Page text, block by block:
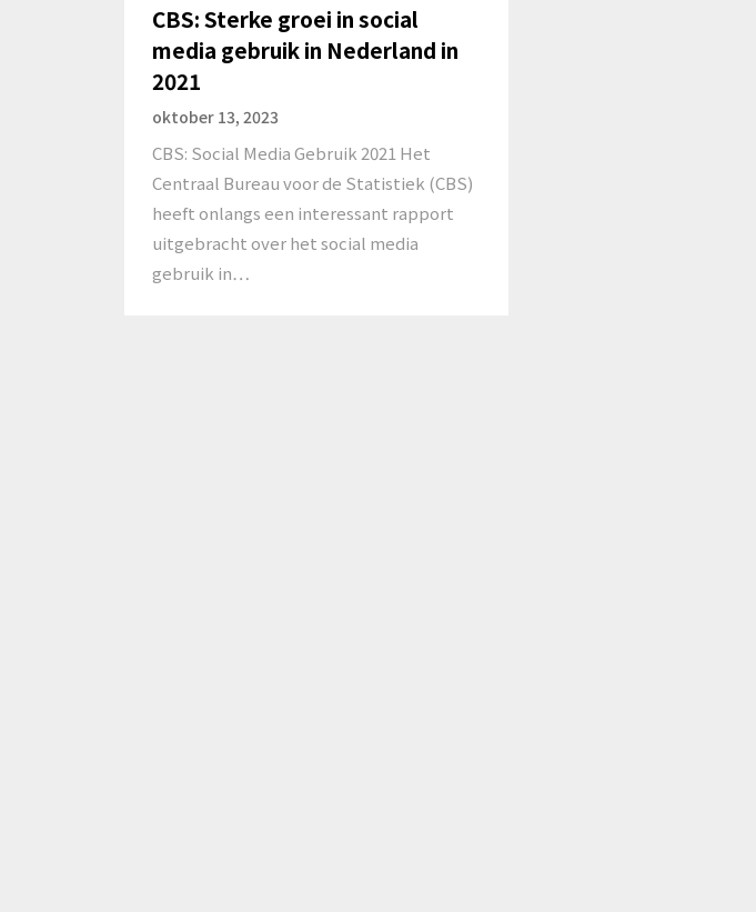
CBS: Sterke groei in social
media gebruik in Nederland in
2021
oktober 13, 2023
CBS: Social Media Gebruik 2021 Het
Centraal Bureau voor de Statistiek (CBS)
heeft onlangs een interessant rapport
uitgebracht over het social media
gebruik in…